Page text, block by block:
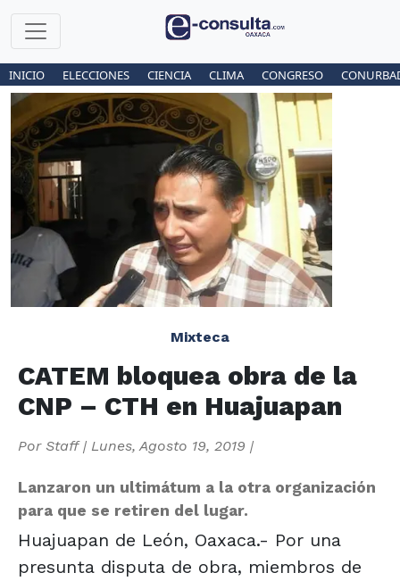
INICIO ELECCIONES CIENCIA CLIMA CONGRESO
Mixteca
CATEM bloquea obra de la
CNP – CTH en Huajuapan
Por Staff| Lunes, Agosto 19, 2019 |
Lanzaron un ultimátum a la otra organización
para que se retiren del lugar.
Huajuapan de León, Oaxaca.- Por una
presunta disputa de obra, miembros de